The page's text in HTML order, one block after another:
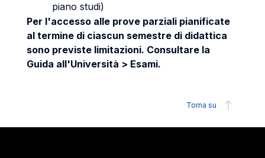
piano studi)
Per l'accesso alle prove parziali pianificate
al termine di ciascun semestre di didattica
sono previste limitazioni. Consultare la
Guida all'Università > Esami.
Torna su